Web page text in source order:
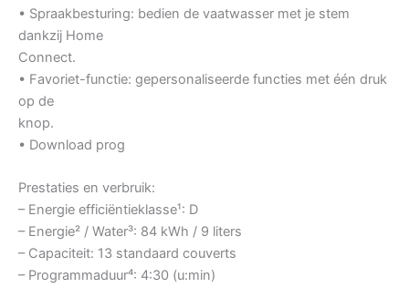
• Spraakbesturing: bedien de vaatwasser met je stem
dankzij Home
Connect.
• Favoriet-functie: gepersonaliseerde functies met één druk
op de
knop.
• Download prog
Prestaties en verbruik:
– Energie efficiëntieklasse¹: D
– Energie² / Water³: 84 kWh / 9 liters
– Capaciteit: 13 standaard couverts
– Programmaduur⁴: 4:30 (u:min)